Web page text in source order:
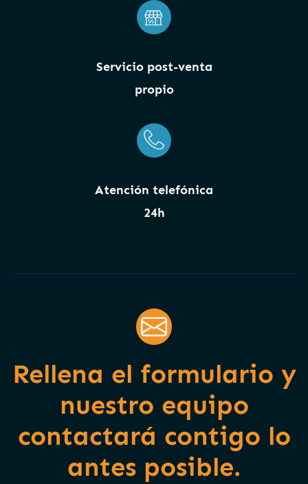
Servicio post-venta
propio
Atención telefónica
24h
Rellena el formulario y
nuestro equipo
contactará contigo lo
antes posible.